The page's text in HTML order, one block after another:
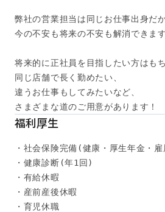
弊社の営業担当は同じお仕事出身だ
今の不安も将来の不安も解消できます
将来的に正社員を目指したい方はもち
同じ店舗で長く勤めたい、
違うお仕事もしてみたいなど、
さまざまな道のご用意があります！
福利厚生
・社会保険完備(健康・厚生年金・
・健康診断(年1回)
・有給休暇
・産前産後休暇
・育児休職